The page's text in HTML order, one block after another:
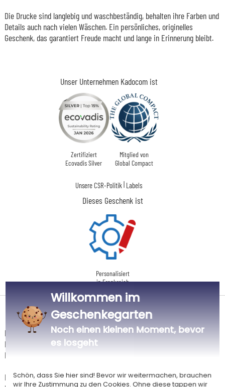
Unser Unternehmen Kadocom ist
Zertifiziert
Ecovadis Silver
Mitglied von
Global Compact
Unsere CSR-Politik | Labels
Dieses Geschenk ist
Personalisiert
in Frankreich
Die Drucke sind langlebig und waschbeständig, behalten ihre Farben und
Details auch nach vielen Wäschen. Ein persönliches, originelles
Geschenk, das garantiert Freude macht und lange in Erinnerung bleibt.
Lieferdatum und Lieferpreis
Dieser Artikel wird in unserem Atelier in Toulouse personalisiert.
Er ist für das Angebot "Versandkostenfrei ab 85 € Warenwert" mit der
Hermes-Standardlieferung berechtigt.
Für jede Bestellung unter 85 € gelten die unten aufgeführten
Willkommen im
Geschenkegarten
Noch einen kleinen Moment, bevor
es losgeht
Schön, dass Sie hier sind! Bevor wir weitermachen, brauchen
wir Ihre Zustimmung zu den Cookies. Ohne diese tappen wir